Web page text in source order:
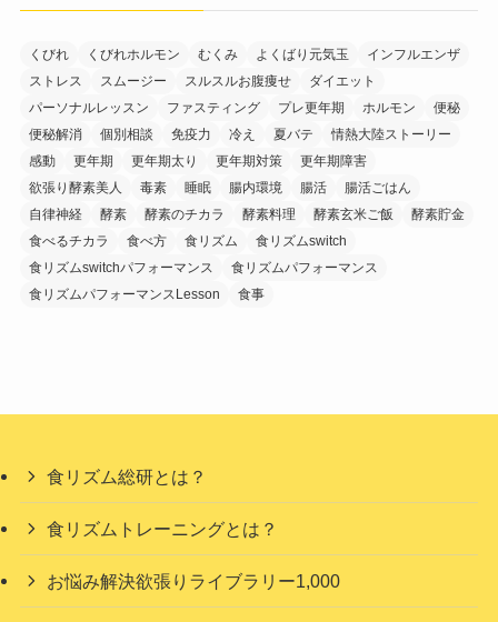
くびれ くびれホルモン むくみ よくばり元気玉
インフルエンザ
ストレス
スムージー スルスルお腹痩せ
ダイエット
パーソナルレッスン
ファスティング プレ更年期 ホルモン
便秘
便秘解消
個別相談 免疫力 冷え 夏バテ
情熱大陸ストーリー
感動
更年期 更年期太り 更年期対策
更年期障害
欲張り酵素美人
毒素 睡眠 腸内環境 腸活
腸活ごはん
自律神経
酵素 酵素のチカラ 酵素料理 酵素玄米ご飯
酵素貯金
食べるチカラ
食べ方 食リズム
食リズムswitch
食リズムswitchパフォーマンス
食リズムパフォーマンス
食リズムパフォーマンスLesson
食事
食リズム総研とは？
食リズムトレーニングとは？
お悩み解決欲張りライブラリー1,000